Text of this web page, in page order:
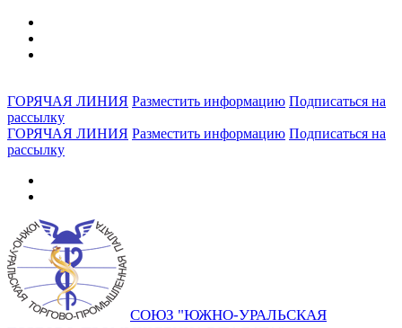
ГОРЯЧАЯ ЛИНИЯ Разместить информацию Подписаться на
рассылку
ГОРЯЧАЯ ЛИНИЯ Разместить информацию Подписаться на
рассылку
СОЮЗ "ЮЖНО-УРАЛЬСКАЯ